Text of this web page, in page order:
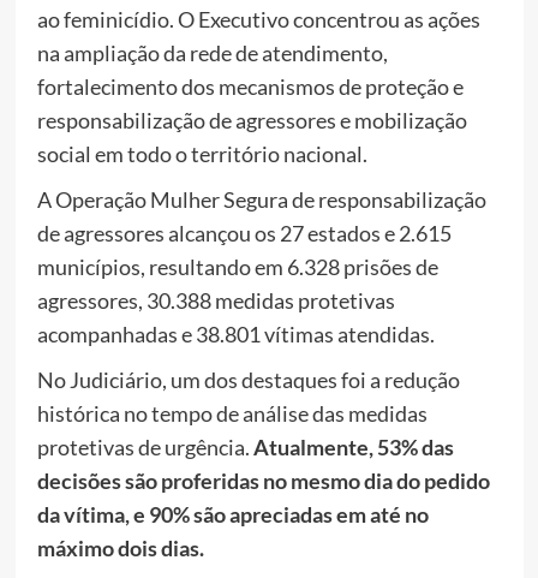
ao feminicídio. O Executivo concentrou as ações
na ampliação da rede de atendimento,
fortalecimento dos mecanismos de proteção e
responsabilização de agressores e mobilização
social em todo o território nacional.
A Operação Mulher Segura de responsabilização
de agressores alcançou os 27 estados e 2.615
municípios, resultando em 6.328 prisões de
agressores, 30.388 medidas protetivas
acompanhadas e 38.801 vítimas atendidas.
No Judiciário, um dos destaques foi a redução
histórica no tempo de análise das medidas
protetivas de urgência.Atualmente, 53% das
decisões são proferidas no mesmo dia do pedido
da vítima, e 90% são apreciadas em até no
máximo dois dias.